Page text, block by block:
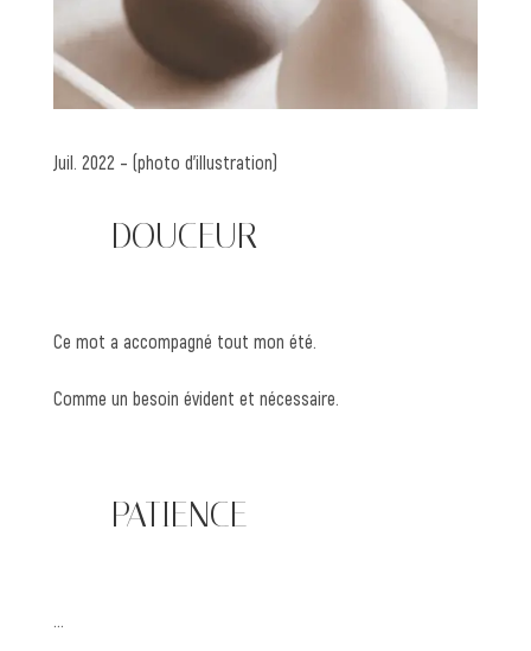
Juil. 2022 – (photo d’illustration)
—— DOUCEUR
Ce mot a accompagné tout mon été.
Comme un besoin évident et nécessaire.
—— PATIENCE
…